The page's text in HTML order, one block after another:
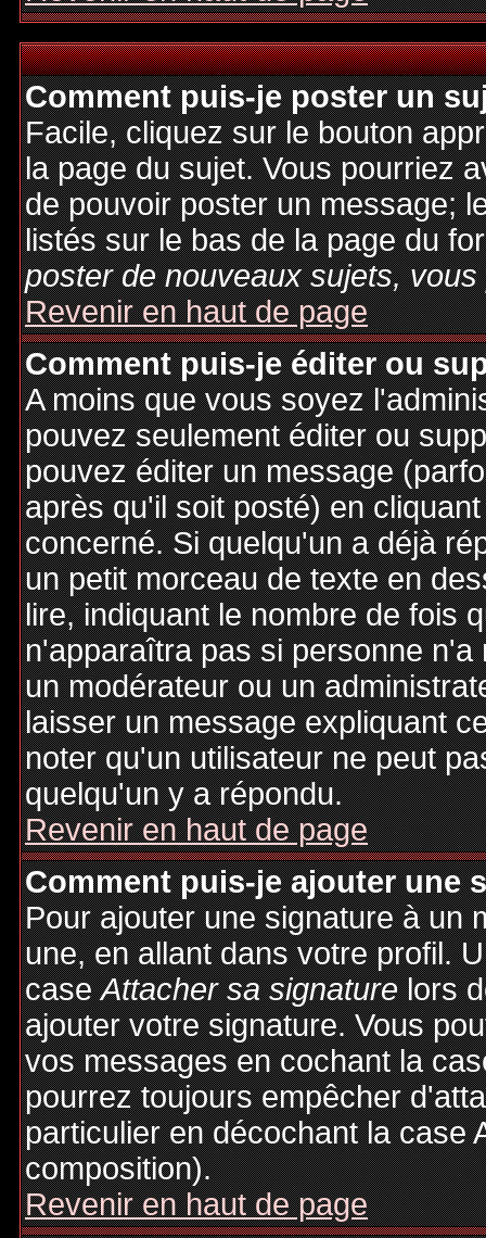
Comment puis-je poster un
Facile, cliquez sur le bouton
la page du sujet. Vous pourriez
de pouvoir poster un message;
listés sur le bas de la page du
poster de nouveaux sujets,
Revenir en haut de page
Comment puis-je éditer ou
A moins que vous soyez
pouvez seulement éditer ou
pouvez éditer un message
après qu'il soit posté) en
concerné. Si quelqu'un a déjà
un petit morceau de texte en
lire, indiquant le nombre de fois
n'apparaîtra pas si personne
un modérateur ou un
laisser un message expliquant
noter qu'un utilisateur ne peut
quelqu'un y a répondu.
Revenir en haut de page
Comment puis-je ajouter une
Pour ajouter une signature à un
une, en allant dans votre profil.
caseAttacher sa signaturelors
ajouter votre signature. Vous
vos messages en cochant la
pourrez toujours empêcher
particulier en décochant la case
composition).
Revenir en haut de page